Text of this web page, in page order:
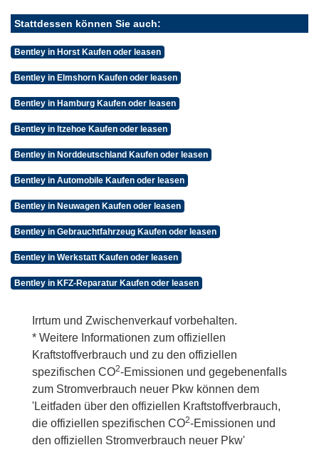
Stattdessen können Sie auch:
Bentley in Horst Kaufen oder leasen
Bentley in Elmshorn Kaufen oder leasen
Bentley in Hamburg Kaufen oder leasen
Bentley in Itzehoe Kaufen oder leasen
Bentley in Norddeutschland Kaufen oder leasen
Bentley in Automobile Kaufen oder leasen
Bentley in Neuwagen Kaufen oder leasen
Bentley in Gebrauchtfahrzeug Kaufen oder leasen
Bentley in Werkstatt Kaufen oder leasen
Bentley in KFZ-Reparatur Kaufen oder leasen
Irrtum und Zwischenverkauf vorbehalten.
* Weitere Informationen zum offiziellen
Kraftstoffverbrauch und zu den offiziellen
spezifischen CO2-Emissionen und gegebenenfalls
zum Stromverbrauch neuer Pkw können dem
'Leitfaden über den offiziellen Kraftstoffverbrauch,
die offiziellen spezifischen CO2-Emissionen und
den offiziellen Stromverbrauch neuer Pkw'